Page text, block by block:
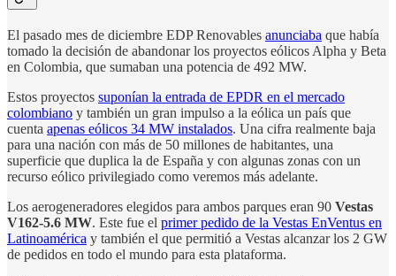
El pasado mes de diciembre EDP Renovables anunciaba que había
tomado la decisión de abandonar los proyectos eólicos Alpha y Beta
en Colombia, que sumaban una potencia de 492 MW.
Estos proyectos suponían la entrada de EPDR en el mercado
colombiano y también un gran impulso a la eólica un país que
cuenta apenas eólicos 34 MW instalados. Una cifra realmente baja
para una nación con más de 50 millones de habitantes, una
superficie que duplica la de España y con algunas zonas con un
recurso eólico privilegiado como veremos más adelante.
Los aerogeneradores elegidos para ambos parques eran 90 Vestas
V162-5.6 MW. Este fue el primer pedido de la Vestas EnVentus en
Latinoamérica y también el que permitió a Vestas alcanzar los 2 GW
de pedidos en todo el mundo para esta plataforma.